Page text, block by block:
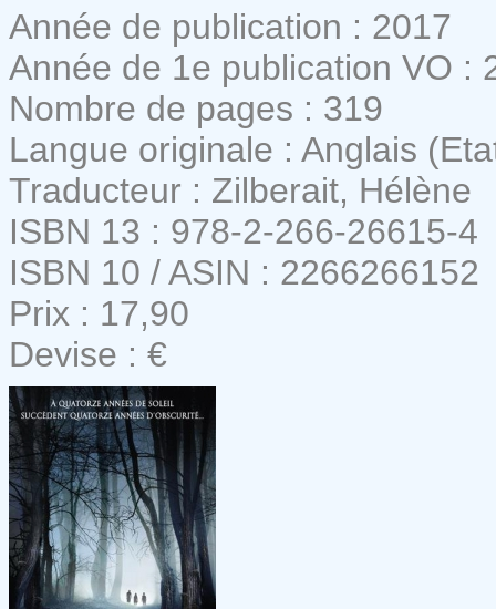
Année de publication : 2017
Année de 1e publication VO :
Nombre de pages : 319
Langue originale : Anglais
Traducteur : Zilberait, Hélène
ISBN 13 : 978-2-266-26615-4
ISBN 10 / ASIN : 2266266152
Prix : 17,90
Devise : €